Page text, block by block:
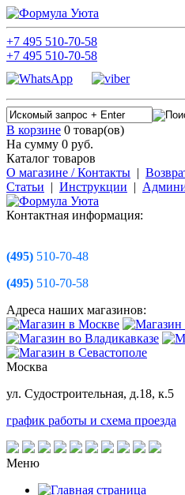
+7 495 510-70-58
+7 495 510-70-58
В корзине 0 товар(ов)
На сумму 0 руб.
Каталог товаров
О магазине / Контакты |
Статьи | Инструкции |
Контактная информация:
(495) 510-70-48
(495) 510-70-58
Адреса наших магазинов:
Москва
ул. Судостроительная, д.18, к.5
график работы и схема проезда
Меню